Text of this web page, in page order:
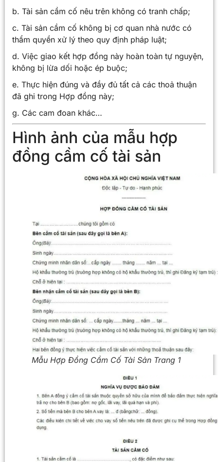
b. Tài sản cầm cố nêu trên không có tranh chấp;
c. Tài sản cầm cố không bị cơ quan nhà nước có
thẩm quyền xử lý theo quy định pháp luật;
d. Việc giao kết hợp đồng này hoàn toàn tự nguyện,
không bị lừa dối hoặc ép buộc;
e. Thực hiện đúng và đầy đủ tất cả các thoả thuận
đã ghi trong Hợp đồng này;
g. Các cam đoan khác…
Hình ảnh của mẫu hợp
đồng cầm cố tài sản
Mẫu Hợp Đồng Cầm Cố Tài Sản Trang 1